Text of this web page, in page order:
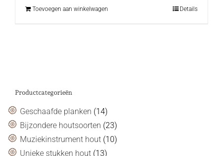
Toevoegen aan winkelwagen Details
Productcategorieën
Geschaafde planken (14)
Bijzondere houtsoorten (23)
Muziekinstrument hout (10)
Unieke stukken hout (13)